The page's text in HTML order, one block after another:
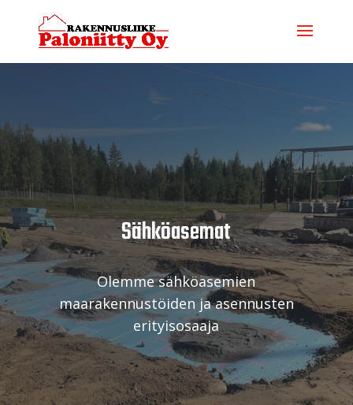
Sähköasemat
Olemme sähköasemien
maarakennustöiden ja asennusten
erityisosaaja